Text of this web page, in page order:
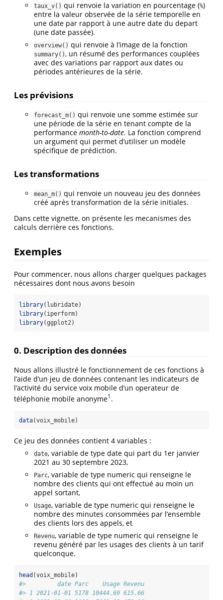
taux_v() qui renvoie la variation en pourcentage (%)
entre la valeur observée de la série temporelle en
une date par rapport à une autre date du depart
(une date passée).
overview() qui renvoie à l’image de la fonction
summary(), un résumé des performances couplées
avec des variations par rapport aux dates ou
périodes antérieures de la série.
Les prévisions
forecast_m() qui renvoie une somme estimée sur
une période de la série en tenant compte de la
performance month-to-date. La fonction comprend
un argument qui permet d’utiliser un modèle
spécifique de prédiction.
Les transformations
mean_m() qui renvoie un nouveau jeu des données
créé après transformation de la série initiales.
Dans cette vignette, on présente les mecanismes des
calculs derrière ces fonctions.
Exemples
Pour commencer, nous allons charger quelques packages
nécessaires dont nous avons besoin
library(lubridate)
library(iperform)
library(ggplot2)
0. Description des données
Nous allons illustré le fonctionnement de ces fonctions à
l’aide d’un jeu de données contenant les indicateurs de
l’activité du service voix mobile d’un operateur de
téléphonie mobile anonyme1 .
data(voix_mobile)
Ce jeu des données contient 4 variables :
date, variable de type date qui part du 1er janvier
2021 au 30 septembre 2023,
Parc, variable de type numeric qui renseigne le
nombre des clients qui ont effectué au moin un
appel sortant,
Usage, variable de type numeric qui renseigne le
nombre des minutes consommées par l’ensemble
des clients lors des appels, et
Revenu, variable de type numeric qui renseigne le
revenu généré par les usages des clients à un tarif
quelconque.
head (voix_mobile)
#>         date Parc    Usage Revenu
#> 1 2021-01-01 5178 10444.69 615.66